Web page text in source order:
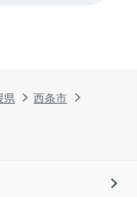
県
西条市